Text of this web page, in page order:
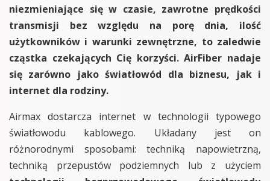
niezmieniające się w czasie, zawrotne prędkości
transmisji bez względu na porę dnia, ilość
użytkowników i warunki zewnętrzne, to zaledwie
cząstka czekających Cię korzyści. AirFiber nadaje
się zarówno jako światłowód dla biznesu, jak i
internet dla rodziny.
Airmax dostarcza internet w technologii typowego
światłowodu kablowego. Układany jest on
różnorodnymi sposobami: techniką napowietrzną,
techniką przepustów podziemnych lub z użyciem